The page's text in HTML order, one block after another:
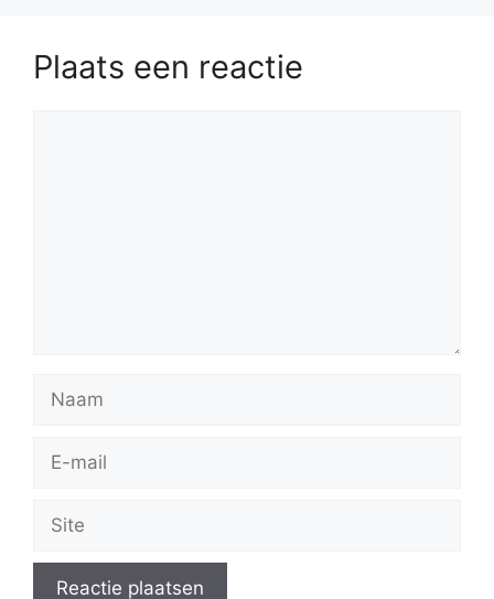
Plaats een reactie
mail